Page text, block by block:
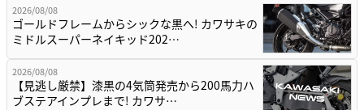
2026/08/08
ゴールドフレームからシックな黒へ! カワサキの
ミドルスーパーネイキッド202…
2026/08/08
【見逃し厳禁】漆黒の4気筒発売から200馬力ハ
ブステアインプレまで! カワサ…